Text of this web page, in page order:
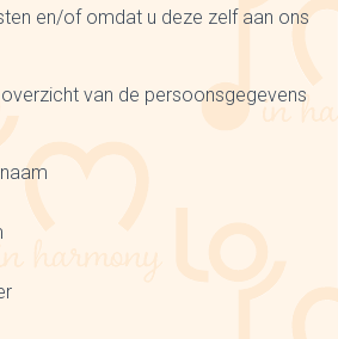
en/of omdat u deze zelf aan ons
van de persoonsgegevens